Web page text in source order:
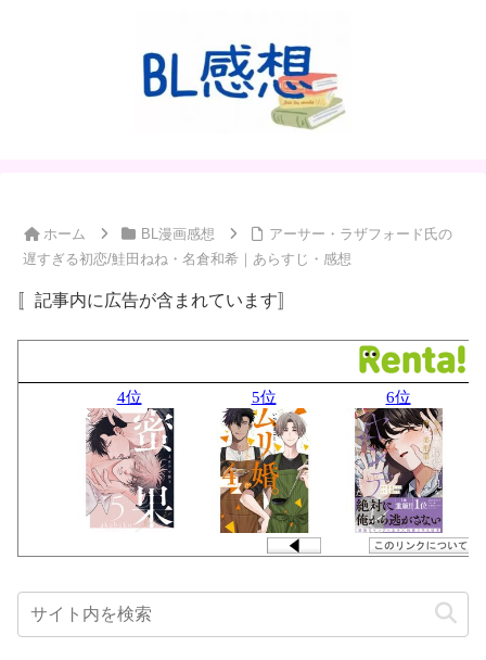
ホーム BL漫画感想
アーサー・ラザフォード氏の
遅すぎる初恋/鮭田ねね・名倉和希｜あらすじ・感想
〚記事内に広告が含まれています〛